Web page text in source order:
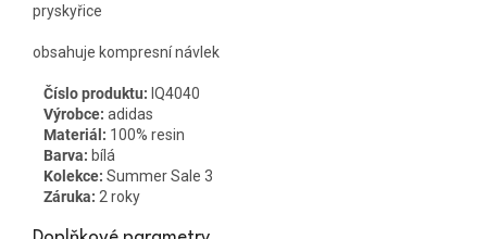
pryskyřice
obsahuje kompresní návlek
Číslo produktu: IQ4040
Výrobce: adidas
Materiál: 100% resin
Barva: bílá
Kolekce: Summer Sale 3
Záruka: 2 roky